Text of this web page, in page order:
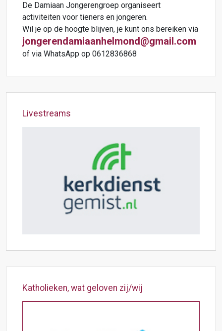
De Damiaan Jongerengroep organiseert
activiteiten voor tieners en jongeren.
Wil je op de hoogte blijven, je kunt ons bereiken via
jongerendamiaanhelmond@gmail.com
of via WhatsApp op 0612836868
Livestreams
Katholieken, wat geloven zij/wij